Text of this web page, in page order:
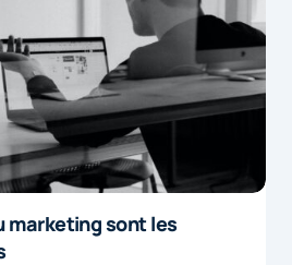
marketing sont les